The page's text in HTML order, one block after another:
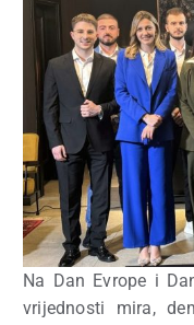
Na Dan Evrope i
vrijednosti mira,